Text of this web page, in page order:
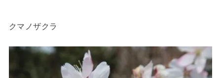
クマノザクラ